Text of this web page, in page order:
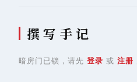
撰 写 手 记
暗房门已锁，请先 登录 或 注册